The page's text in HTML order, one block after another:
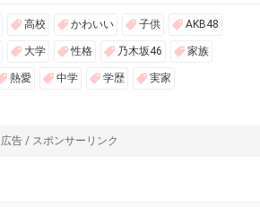
高校 かわいい 子供 AKB48
大学 性格 乃木坂46 家族
熱愛 中学 学歴 実家
広告 / スポンサーリンク